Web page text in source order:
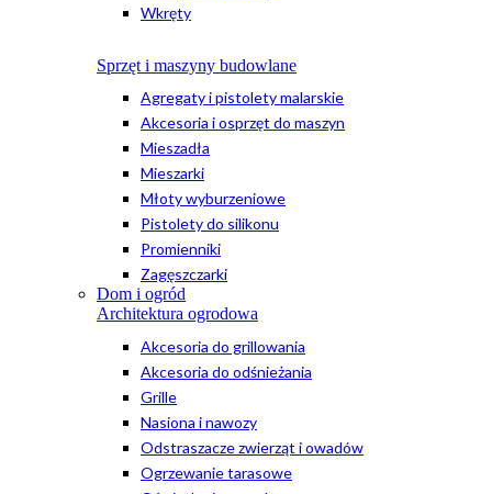
Wkręty
Sprzęt i maszyny budowlane
Agregaty i pistolety malarskie
Akcesoria i osprzęt do maszyn
Mieszadła
Mieszarki
Młoty wyburzeniowe
Pistolety do silikonu
Promienniki
Zagęszczarki
Dom i ogród
Architektura ogrodowa
Akcesoria do grillowania
Akcesoria do odśnieżania
Grille
Nasiona i nawozy
Odstraszacze zwierząt i owadów
Ogrzewanie tarasowe